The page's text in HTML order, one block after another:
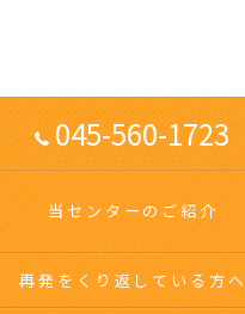
045-560-1723
当センターのご紹介
再発をくり返している方へ